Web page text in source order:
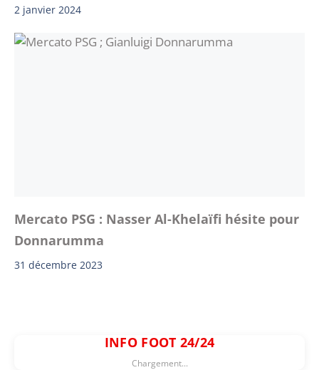
2 janvier 2024
Mercato PSG : Nasser Al-Khelaïfi hésite pour
Donnarumma
31 décembre 2023
INFO FOOT 24/24
Chargement...